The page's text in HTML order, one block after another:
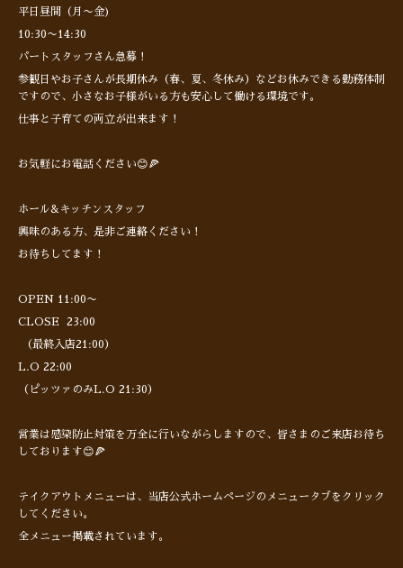
平日昼間（月〜金)
10:30〜14:30
パートスタッフさん急募！
参観日やお子さんが長期休み（春、夏、冬休み）などお休みできる勤務体制
ですので、小さなお子様がいる方も安心して働ける環境です。
仕事と子育ての両立が出来ます！
お気軽にお電話ください😊🍕
ホール&キッチンスタッフ
興味のある方、是非ご連絡ください！
お待ちしてます！
OPEN 11:00〜
CLOSE 23:00
（最終入店21:00）
L.O 22:00
（ピッツァのみL.O 21:30）
営業は感染防止対策を万全に行いながらしますので、皆さまのご来店お待ち
しております😊🍕
テイクアウトメニューは、当店公式ホームページのメニュータブをクリック
してください。
全メニュー掲載されています。